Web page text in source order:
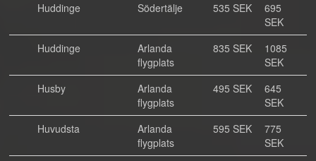
Huddinge
Södertälje 535 SEK
695
SEK
Huddinge
Arlanda
flygplats
835 SEK
1085
SEK
Husby
Arlanda
flygplats
495 SEK
645
SEK
Huvudsta
Arlanda
flygplats
595 SEK
775
SEK